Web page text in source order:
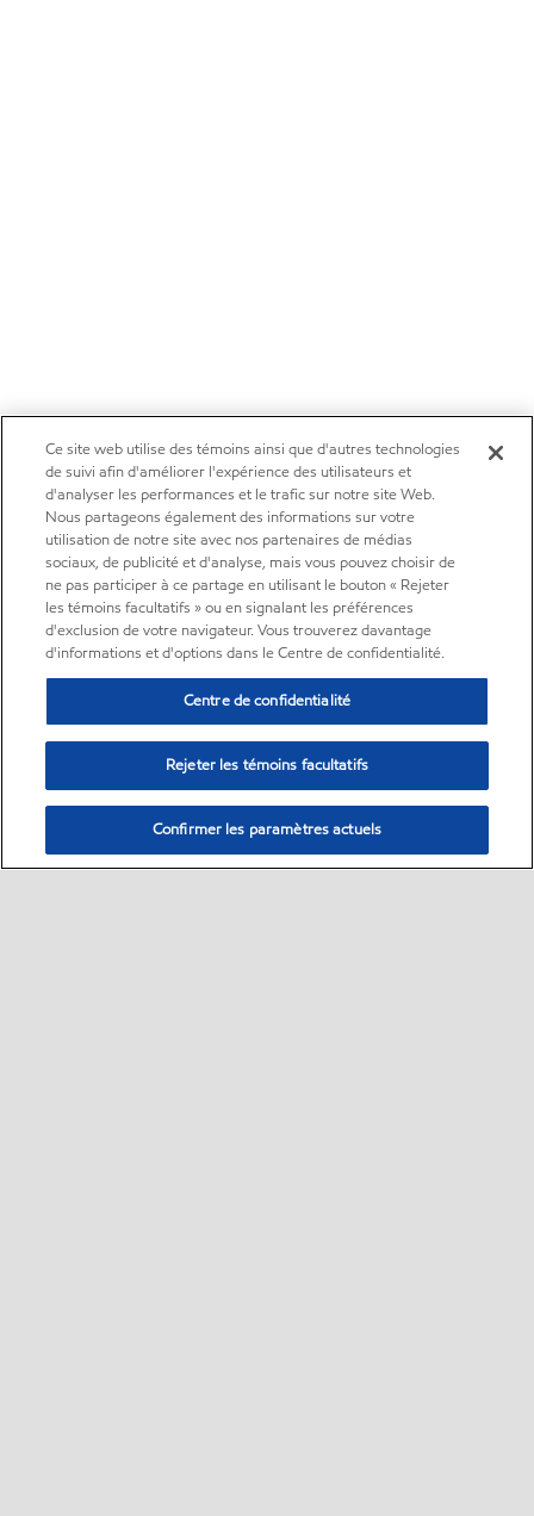
Ce site web utilise des témoins ainsi que d'autres technologies
de suivi afin d'améliorer l'expérience des utilisateurs et
d'analyser les performances et le trafic sur notre site Web.
Nous partageons également des informations sur votre
utilisation de notre site avec nos partenaires de médias
sociaux, de publicité et d'analyse, mais vous pouvez choisir de
ne pas participer à ce partage en utilisant le bouton « Rejeter
les témoins facultatifs » ou en signalant les préférences
d'exclusion de votre navigateur. Vous trouverez davantage
d'informations et d'options dans le Centre de confidentialité.
Centre de confidentialité
Rejeter les témoins facultatifs
Confirmer les paramètres actuels